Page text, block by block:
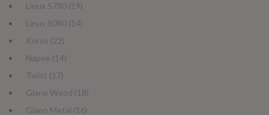
Linux 5780 (19)
Linux 8080 (14)
Koros (22)
Napee (14)
Twist (17)
Giano Wood (18)
Giano Metal (16)